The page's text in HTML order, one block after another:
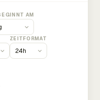
AM
ZEITFORMAT